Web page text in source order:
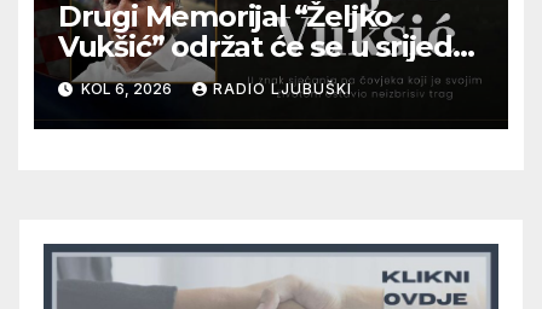
Drugi Memorijal “Željko
Vukšić” održat će se u srijedu
12. kolovoza u Otoku
KOL 6, 2026 RADIO LJUBUŠKI